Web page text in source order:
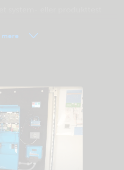
videnbase
og dokumentation
mere